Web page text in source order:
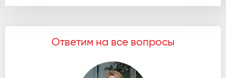
Ответим на все вопросы